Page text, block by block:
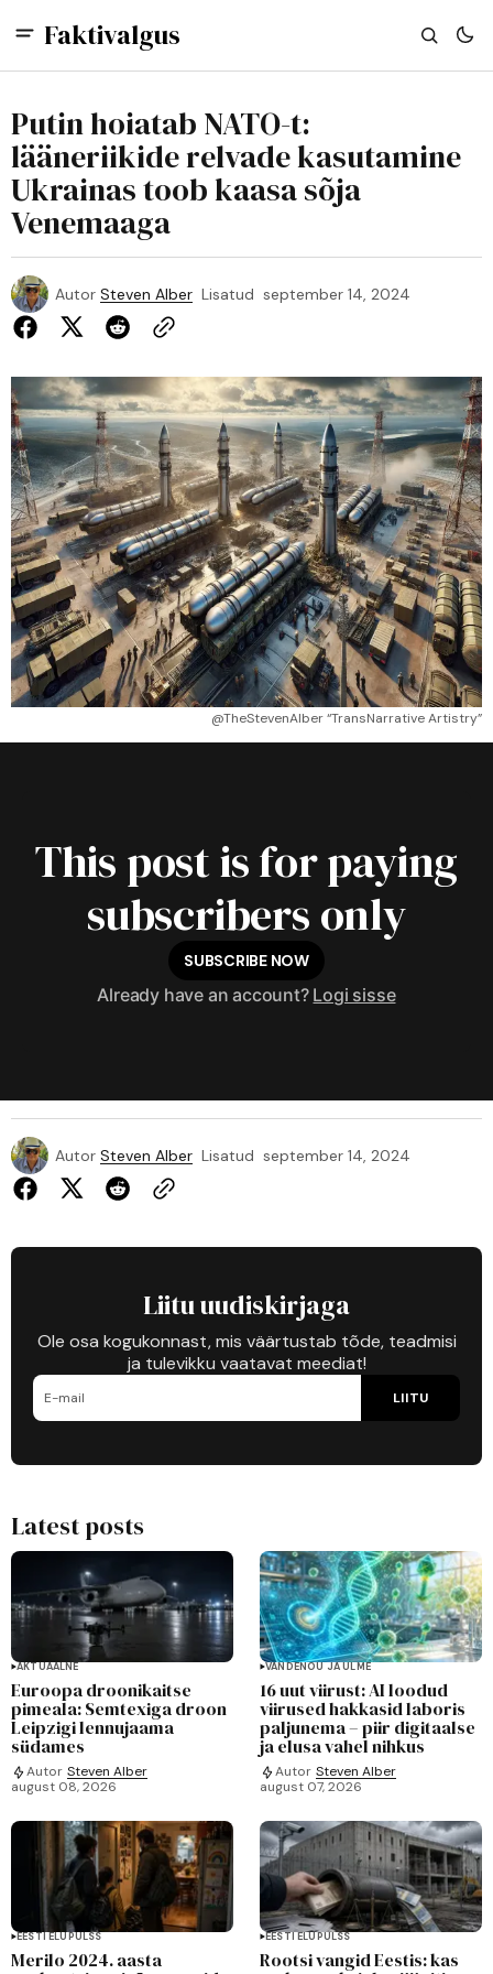
Faktivalgus
Putin hoiatab NATO-t:
lääneriikide relvade kasutamine
Ukrainas toob kaasa sõja
Venemaaga
Autor Steven Alber Lisatud september 14, 2024
@TheStevenAlber “TransNarrative Artistry”
This post is for paying
subscribers only
SUBSCRIBE NOW
Already have an account? Logi sisse
Autor Steven Alber Lisatud september 14, 2024
Liitu uudiskirjaga
Ole osa kogukonnast, mis väärtustab tõde, teadmisi
ja tulevikku vaatavat meediat!
LIITU
Latest posts
AKTUAALNE
Euroopa droonikaitse
pimeala: Semtexiga droon
Leipzigi lennujaama
südames
Autor Steven Alber
august 08, 2026
VANDENÕU JA ULME
16 uut viirust: AI loodud
viirused hakkasid laboris
paljunema – piir digitaalse
ja elusa vahel nihkus
Autor Steven Alber
august 07, 2026
EESTI ELUPULSS
Merilo 2024. aasta
EESTI ELUPULSS
Rootsi vangid Eestis: kas